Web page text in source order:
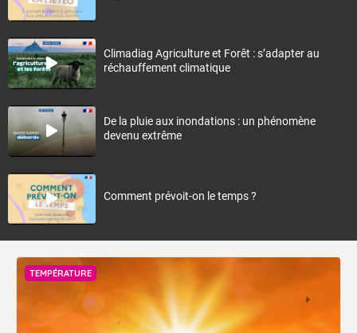
Climadiag Agriculture et Forêt : s’adapter au
réchauffement climatique
De la pluie aux inondations : un phénomène
devenu extrême
Comment prévoit-on le temps ?
TEMPÉRATURE